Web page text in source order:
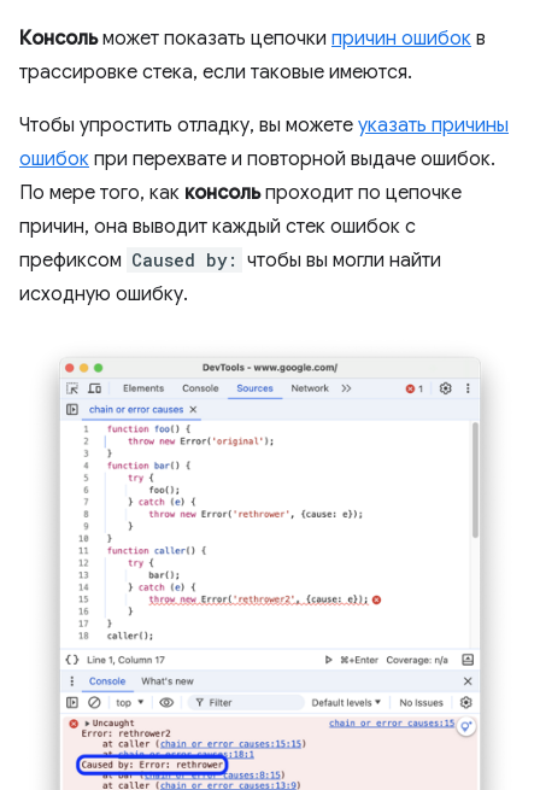
Консольможет показать цепочки причин ошибок в
трассировке стека, если таковые имеются.
Чтобы упростить отладку, вы можете указать причины
ошибок при перехвате и повторной выдаче ошибок.
По мере того, как консольпроходит по цепочке
причин, она выводит каждый стек ошибок с
префиксом Caused by: чтобы вы могли найти
исходную ошибку.